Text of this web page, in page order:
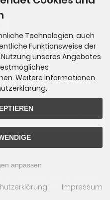
Kundenkonto abbestellt werden.
© 2009-2026
Technologien, auch
Funktionsweise der
unseres Angebotes
Weitere Informationen
anpassen
Impressum